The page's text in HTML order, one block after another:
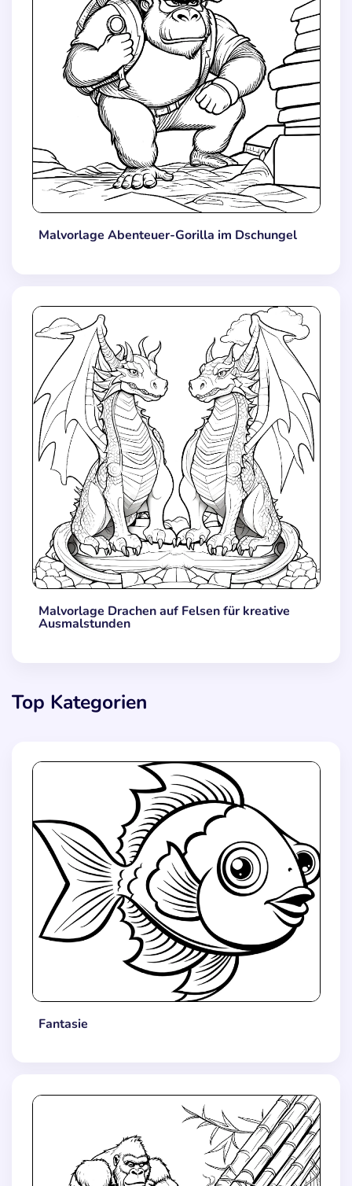
Malvorlage Abenteuer-Gorilla im Dschungel
Malvorlage Drachen auf Felsen für kreative
Ausmalstunden
Top Kategorien
Fantasie